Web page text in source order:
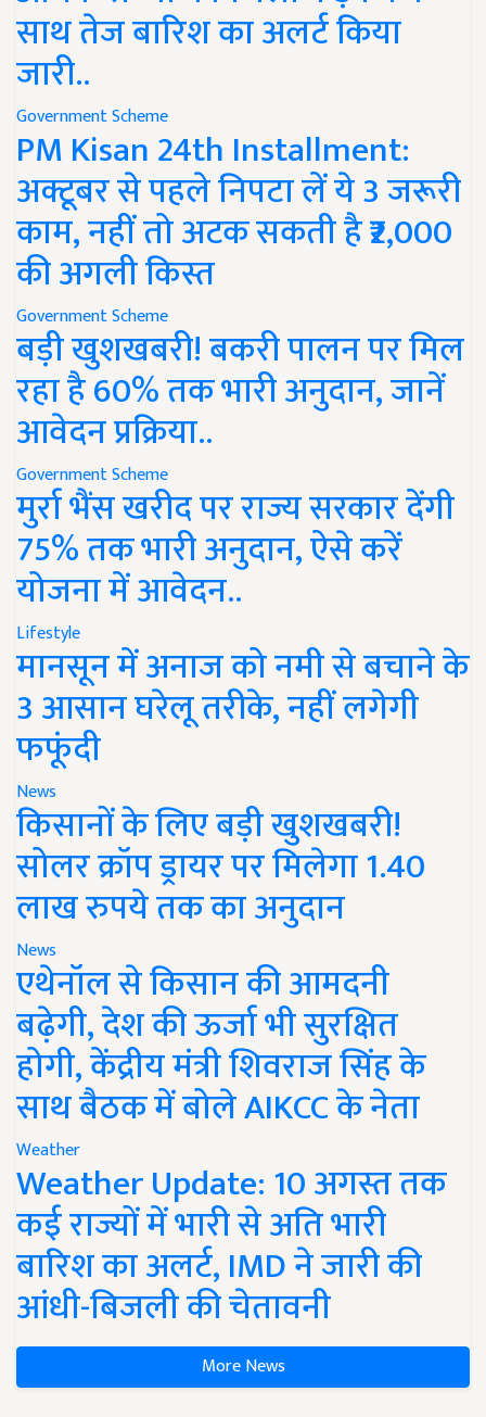
साथ तेज बारिश का अलर्ट किया
जारी..
Government Scheme
PM Kisan 24th Installment:
अक्टूबर से पहले निपटा लें ये 3 जरूरी
काम, नहीं तो अटक सकती है ₹2,000
की अगली किस्त
Government Scheme
बड़ी खुशखबरी! बकरी पालन पर मिल
रहा है 60% तक भारी अनुदान, जानें
आवेदन प्रक्रिया..
Government Scheme
मुर्रा भैंस खरीद पर राज्य सरकार देंगी
75% तक भारी अनुदान, ऐसे करें
योजना में आवेदन..
Lifestyle
मानसून में अनाज को नमी से बचाने के
3 आसान घरेलू तरीके, नहीं लगेगी
फफूंदी
News
किसानों के लिए बड़ी खुशखबरी!
सोलर क्रॉप ड्रायर पर मिलेगा 1.40
लाख रुपये तक का अनुदान
News
एथेनॉल से किसान की आमदनी
बढ़ेगी, देश की ऊर्जा भी सुरक्षित
होगी, केंद्रीय मंत्री शिवराज सिंह के
साथ बैठक में बोले AIKCC के नेता
Weather
Weather Update: 10 अगस्त तक
कई राज्यों में भारी से अति भारी
बारिश का अलर्ट, IMD ने जारी की
आंधी-बिजली की चेतावनी
More News